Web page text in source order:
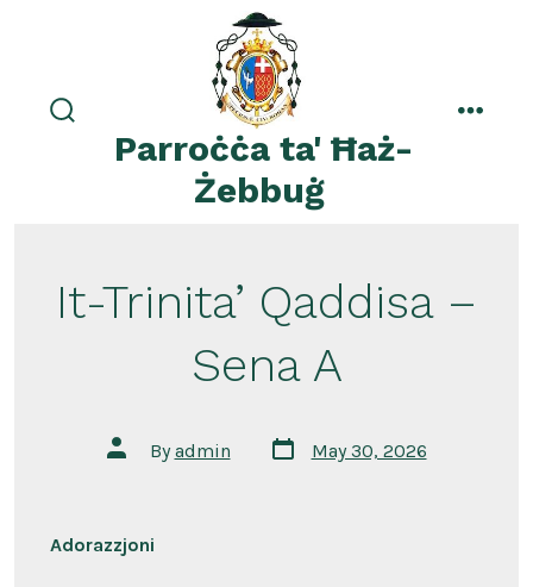
search
toggleParroċċa ta' Ħaż-
Żebbuġ
It-Trinita’ Qaddisa –
Sena A
Post
author
Byadmin
Post
date
May 30, 2026
Adorazzjoni